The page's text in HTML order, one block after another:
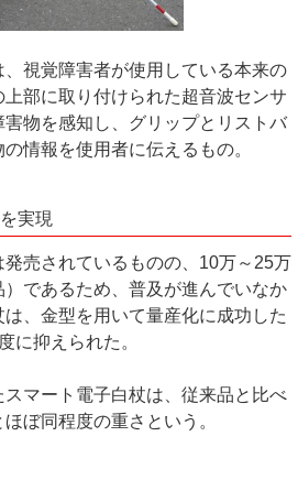
、視覚障害者が使用している本来の
部に取り付けられた超音波センサ
物を感知し、グリップとリストバ
情報を使用者に伝えるもの。
実現
売されているものの、10万～25万
であるため、普及が進んでいなか
、金型を用いて量産化に成功した
に抑えられた。
マート電子白杖は、従来品と比べ
ぼ同程度の重さという。